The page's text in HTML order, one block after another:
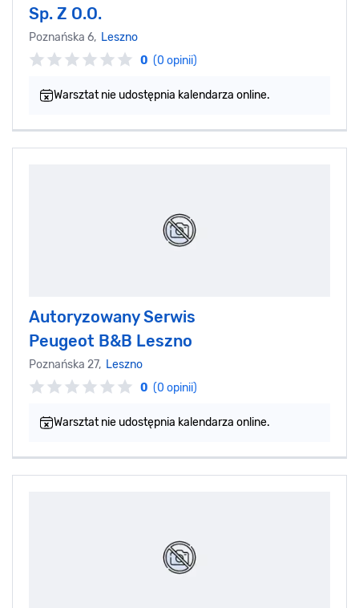
Sp. Z O.O.
Poznańska 6, Leszno
0 (0 opinii)
Warsztat nie udostępnia kalendarza online.
Autoryzowany Serwis
Peugeot B&B Leszno
Poznańska 27, Leszno
0 (0 opinii)
Warsztat nie udostępnia kalendarza online.